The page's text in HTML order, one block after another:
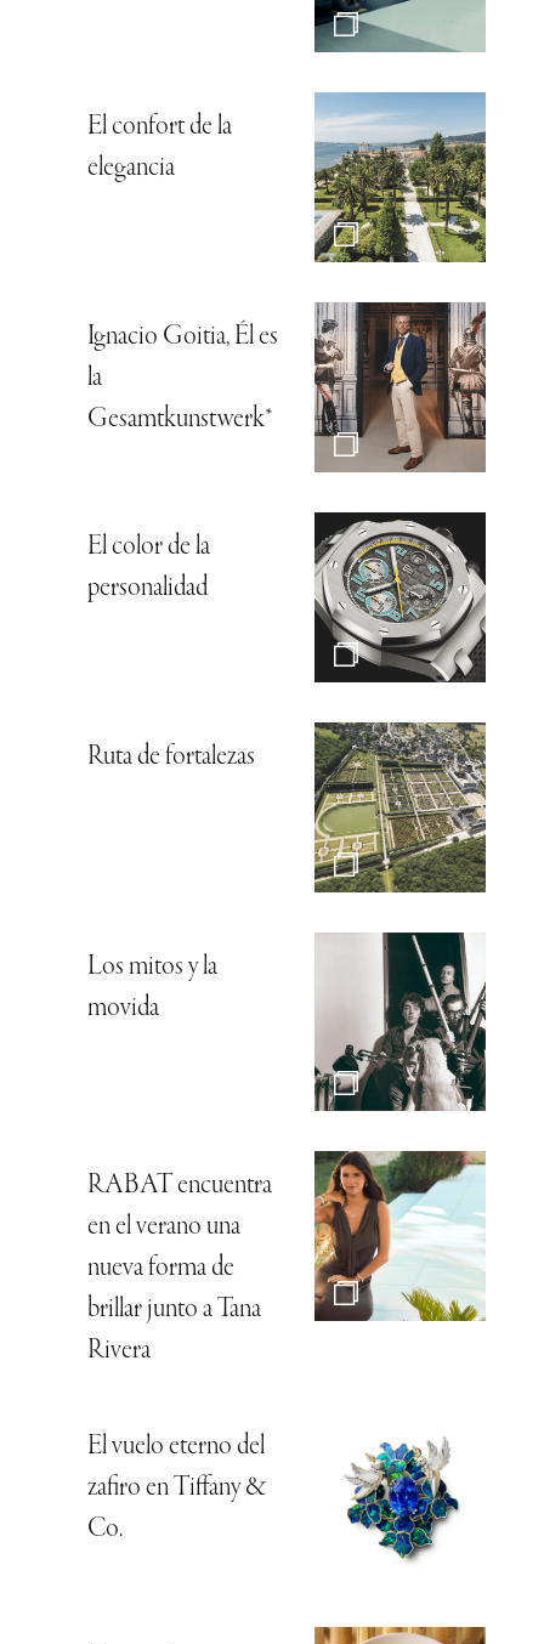
El confort de la
elegancia
Ignacio Goitia, Él es
la
Gesamtkunstwerk*
El color de la
personalidad
Ruta de fortalezas
Los mitos y la
movida
RABAT encuentra
en el verano una
nueva forma de
brillar junto a Tana
Rivera
El vuelo eterno del
zafiro en Tiffany &
Co.